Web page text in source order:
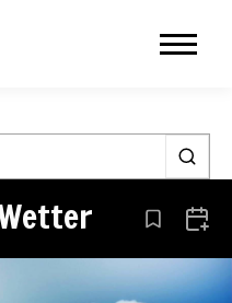
Aus den